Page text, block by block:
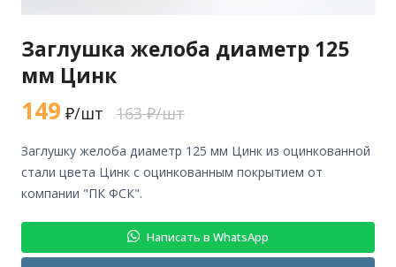
Заглушка желоба диаметр 125
мм Цинк
149 ₽/шт 163 ₽/шт
заглушку желоба диаметр 125 мм Цинк из оцинкованной
стали цвета Цинк с оцинкованным покрытием от
компании "ПК ФСК".
Написать в WhatsApp